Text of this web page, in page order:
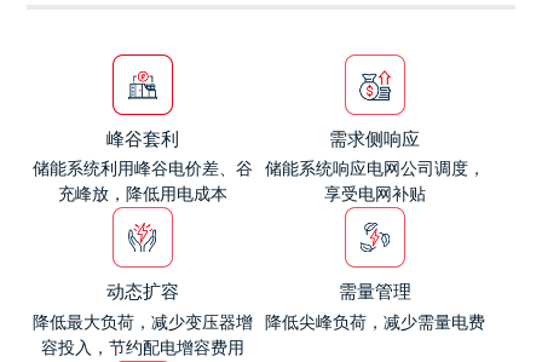
峰谷套利
储能系统利用峰谷电价差、谷
充峰放，降低用电成本
需求侧响应
储能系统响应电网公司调度，
享受电网补贴
动态扩容
降低最大负荷，减少变压器增
容投入，节约配电增容费用
需量管理
降低尖峰负荷，减少需量电费